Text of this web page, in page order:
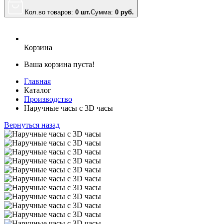
Кол.во товаров: 0 шт.Сумма: 0 руб.
Корзина
Ваша корзина пуста!
Главная
Каталог
Производство
Наручные часы с 3D часы
Вернуться назад